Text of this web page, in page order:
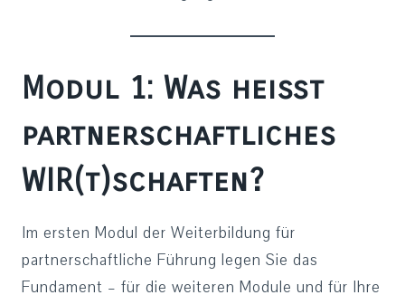
Modul 1: Was heißt
partnerschaftliches
WIR(t)schaften?
Im ersten Modul der Weiterbildung für
partnerschaftliche Führung legen Sie das
Fundament – für die weiteren Module und für Ihre